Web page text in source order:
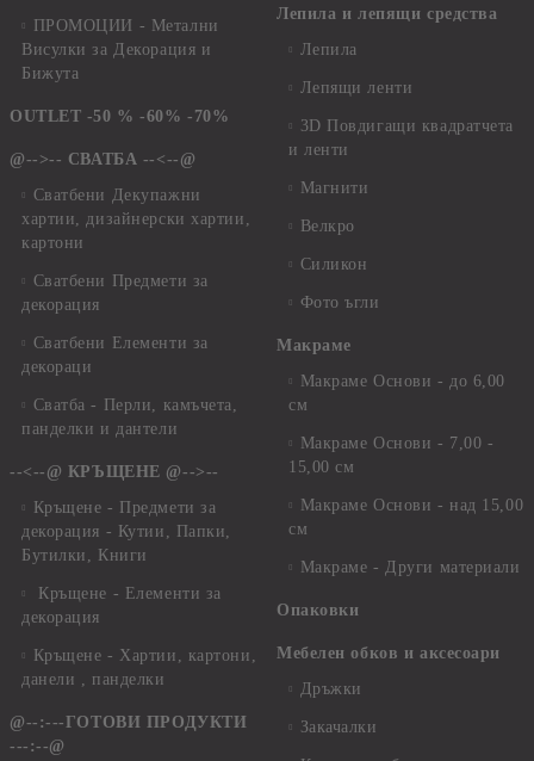
ПРОМОЦИИ - Метални
Висулки за Декорация и
Бижута
OUTLET -50 % -60% -70%
@-->-- СВАТБА --<--@
Сватбени Декупажни
хартии, дизайнерски хартии,
картони
Сватбени Предмети за
декорация
Сватбени Елементи за
декораци
Сватба - Перли, камъчета,
панделки и дантели
--<--@ КРЪЩЕНЕ @-->--
Кръщене - Предмети за
декорация - Кутии, Папки,
Бутилки, Книги
Кръщене - Елементи за
декорация
Кръщене - Хартии, картони,
данели , панделки
@--:---ГОТОВИ ПРОДУКТИ
---:--@
Лепила и лепящи средства
Лепила
Лепящи ленти
3D Повдигащи квадратчета
и ленти
Магнити
Велкро
Силикон
Фото ъгли
Макраме
Макраме Основи - до 6,00
см
Макраме Основи - 7,00 -
15,00 см
Макраме Основи - над 15,00
см
Макраме - Други материали
Опаковки
Мебелен обков и аксесоари
Дръжки
Закачалки